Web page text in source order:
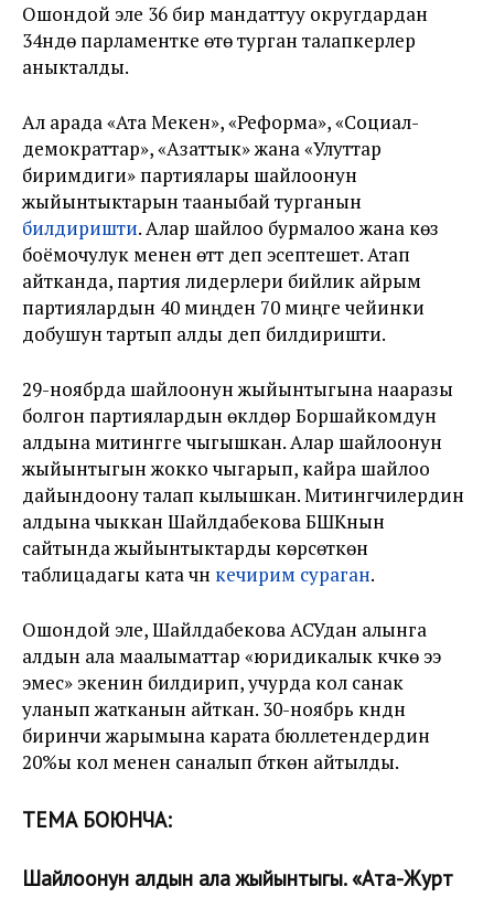
Ошондой эле 36 бир мандаттуу округдардан
34үндө парламентке өтө турган талапкерлер
аныкталды.
Ал арада «Ата Мекен», «Реформа», «Социал-
демократтар», «Азаттык» жана «Улуттар
биримдиги» партиялары шайлоонун
жыйынтыктарын тааныбай турганын
билдиришти. Алар шайлоо бурмалоо жана көз
боёмочулук менен өттү деп эсептешет. Атап
айтканда, партия лидерлери бийлик айрым
партиялардын 40 миңден 70 миңге чейинки
добушун тартып алды деп билдиришти.
29-ноябрда шайлоонун жыйынтыгына нааразы
болгон партиялардын өкүлдөрү Боршайкомдун
алдына митингге чыгышкан. Алар шайлоонун
жыйынтыгын жокко чыгарып, кайра шайлоо
дайындоону талап кылышкан. Митингчилердин
алдына чыккан Шайлдабекова БШКнын
сайтында жыйынтыктарды көрсөткөн
таблицадагы ката үчүн кечирим сураган.
Ошондой эле, Шайлдабекова АСУдан алынга
алдын ала маалыматтар «юридикалык күчкө ээ
эмес» экенин билдирип, учурда кол санак
уланып жатканын айткан. 30-ноябрь күндүн
биринчи жарымына карата бюллетендердин
20%ы кол менен саналып бүткөнү айтылды.
ТЕМА БОЮНЧА:
Шайлоонун алдын ала жыйынтыгы. «Ата-Журт